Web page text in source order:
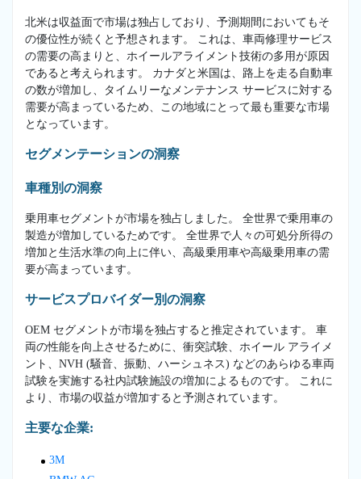
北米は収益面で市場は独占しており、予測期間においてもそ
の優位性が続くと予想されます。 これは、車両修理サービス
の需要の高まりと、ホイールアライメント技術の多用が原因
であると考えられます。 カナダと米国は、路上を走る自動車
の数が増加し、タイムリーなメンテナンス サービスに対する
需要が高まっているため、この地域にとって最も重要な市場
となっています。
セグメンテーションの洞察
車種別の洞察
乗用車セグメントが市場を独占しました。 全世界で乗用車の
製造が増加しているためです。 全世界で人々の可処分所得の
増加と生活水準の向上に伴い、高級乗用車や高級乗用車の需
要が高まっています。
サービスプロバイダー別の洞察
OEM セグメントが市場を独占すると推定されています。 車
両の性能を向上させるために、衝突試験、ホイール アライメ
ント、NVH (騒音、振動、ハーシュネス) などのあらゆる車両
試験を実施する社内試験施設の増加によるものです。 これに
より、市場の収益が増加すると予測されています。
主要な企業:
3M